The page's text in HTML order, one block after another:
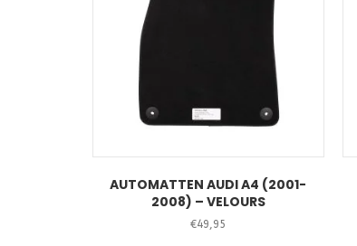
AUTOMATTEN AUDI A4 (2001-
2008) – VELOURS
€49,95